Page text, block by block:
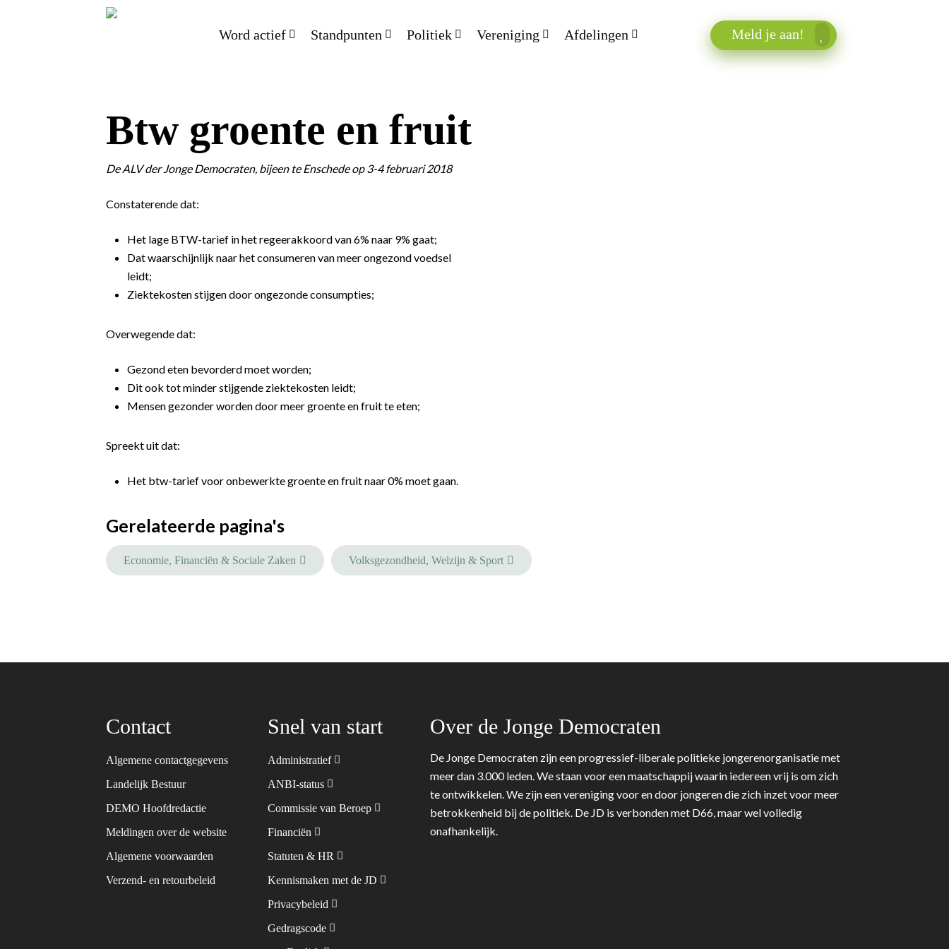
Word actief Standpunten Politiek Vereniging Afdelingen Meld je aan!
Btw groente en fruit
De ALV der Jonge Democraten, bijeen te Enschede op 3-4 februari 2018
Constaterende dat:
Het lage BTW-tarief in het regeerakkoord van 6% naar 9% gaat;
Dat waarschijnlijk naar het consumeren van meer ongezond voedsel
leidt;
Ziektekosten stijgen door ongezonde consumpties;
Overwegende dat:
Gezond eten bevorderd moet worden;
Dit ook tot minder stijgende ziektekosten leidt;
Mensen gezonder worden door meer groente en fruit te eten;
Spreekt uit dat:
Het btw-tarief voor onbewerkte groente en fruit naar 0% moet gaan.
Gerelateerde pagina's
Economie, Financiën & Sociale Zaken Volksgezondheid, Welzijn & Sport
Contact
Algemene contactgegevens
Landelijk Bestuur
DEMO Hoofdredactie
Meldingen over de website
Algemene voorwaarden
Verzend- en retourbeleid
Snel van start
Administratief
ANBI-status
Commissie van Beroep
Financiën
Statuten & HR
Kennismaken met de JD
Privacybeleid
Gedragscode
Over de Jonge Democraten
De Jonge Democraten zijn een progressief-liberale politieke jongerenorganisatie met
meer dan 3.000 leden. We staan voor een maatschappij waarin iedereen vrij is om zich
te ontwikkelen. We zijn een vereniging voor en door jongeren die zich inzet voor meer
betrokkenheid bij de politiek. De JD is verbonden met D66, maar wel volledig
onafhankelijk.